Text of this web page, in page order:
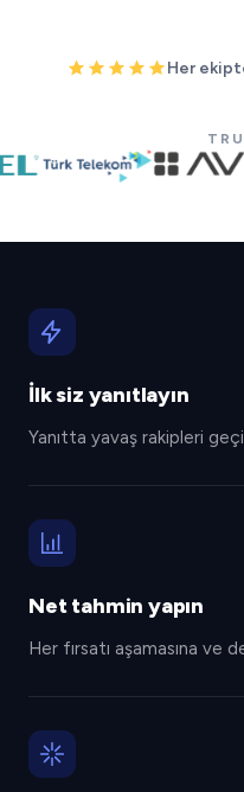
Her
İlk siz yanıtlayın
Yanıtta yavaş rakipleri
Net tahmin yapın
Her fırsatı aşamasına ve